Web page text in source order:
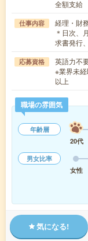
全額支給
仕事内容
経理・財
＊日次、
求書発行
応募資格
英語力不
※業界未
以上
職場の雰囲気
年齢層
20代
男女比率
女性
気になる!